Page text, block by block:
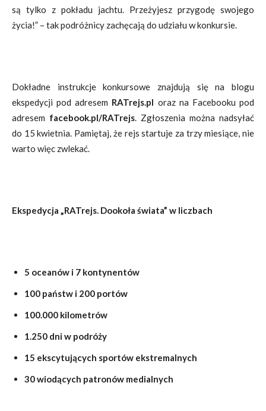
są tylko z pokładu jachtu. Przeżyjesz przygodę swojego
życia!” – tak podróżnicy zachęcają do udziału w konkursie.
Dokładne instrukcje konkursowe znajdują się na blogu
ekspedycji pod adresem RATrejs.pl oraz na Facebooku pod
adresem facebook.pl/RATrejs. Zgłoszenia można nadsyłać
do 15 kwietnia. Pamiętaj, że rejs startuje za trzy miesiące, nie
warto więc zwlekać.
Ekspedycja „RATrejs. Dookoła świata” w liczbach
5 oceanów i 7 kontynentów
100 państw i 200 portów
100.000 kilometrów
1.250 dni w podróży
15 ekscytujących sportów ekstremalnych
30 wiodących patronów medialnych